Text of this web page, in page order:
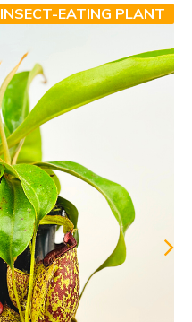
INSECT-EATING PLANT